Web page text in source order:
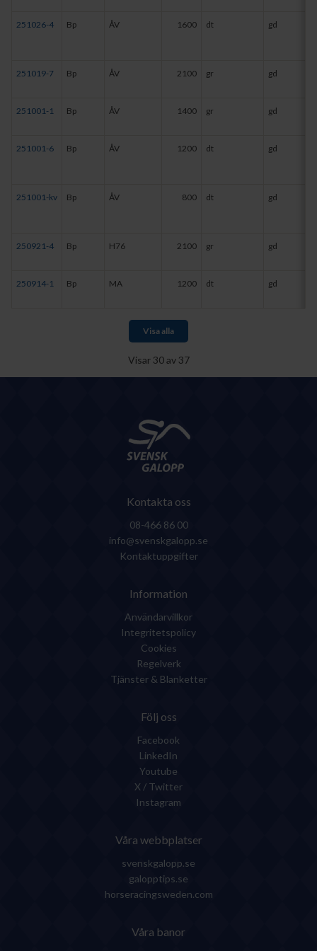
251026-4 Bp ÅV 1600 dt gd
251019-7 Bp ÅV 2100 gr gd
251001-1 Bp ÅV 1400 gr gd
251001-6 Bp ÅV 1200 dt gd
251001-kv Bp ÅV 800 dt gd
250921-4 Bp H76 2100 gr gd
250914-1 Bp MA 1200 dt gd
Visa alla
Visar30av37
Kontakta oss
08-466 86 00
info@svenskgalopp.se
Kontaktuppgifter
Information
Användarvillkor
Integritetspolicy
Cookies
Regelverk
Tjänster & Blanketter
Följ oss
Facebook
LinkedIn
Youtube
X / Twitter
Instagram
Våra webbplatser
svenskgalopp.se
galopptips.se
horseracingsweden.com
Våra banor